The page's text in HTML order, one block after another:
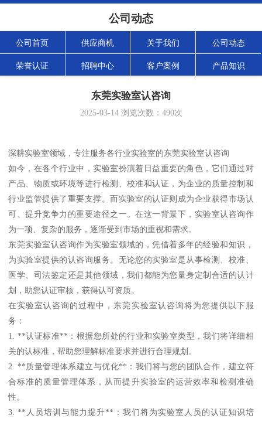
公司动态
公司首页 供应商机 关于我们 公司动态
荣誉认证 招聘中心 客户案例 产品知识
东莞实验室认咨询
2025-03-14浏览次数： 490次
深耕实验室领域，专注服务各行业实验室的东莞实验室认咨询
如今，在各个行业中，实验室扮演着日益重要的角色，它们通过对
产品、物质或环境等进行检测、校准和认证，为企业的质量控制和
行业监管提供了重要支撑。而实验室的认证则成为企业获得市场认
可、提升竞争力的重要途径之一。在这一背景下，实验室认咨询作
为一项、复杂的服务，逐渐受到市场的重视和需求。
东莞实验室认咨询作为实验室领域的，凭借着多年的经验和知识，
为实验室提供的认咨询服务。无论您的实验室是从事检测、校准、
医学、司法鉴定还是其他领域，我们都能为您量身定制合适的认计
划，助您认证审核，获得认可资质。
在实验室认咨询的过程中，东莞实验室认咨询将为您提供以下服
务：
1. **认证标准**：根据您所处的行业和实验室类型，我们将详细相
关的认标准，帮助您理解标准要求并进行合理规划。
2. **质量管理体系建立与优化**：我们将与您的团队合作，建立符
合标准的质量管理体系，从而提升实验室的运营效率和检测准确
性。
3. **人员培训与能力提升**：我们将为实验室人员的认证知识培